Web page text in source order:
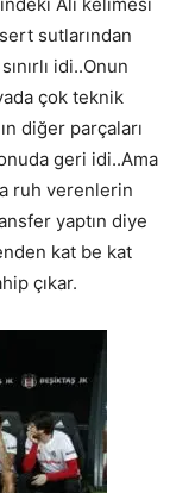
sutlarından
idi..Onun
çok teknik
diğer parçaları
geri idi..Ama
ruh verenlerin
yaptın diye
kat be kat
çıkar.